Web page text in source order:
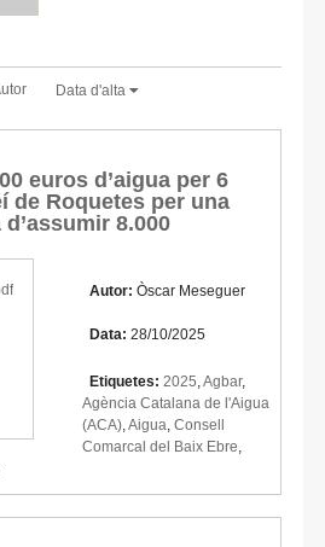
Data d'alta
euros d’aigua per 6
de Roquetes per una
8.000
Autor: Òscar Meseguer
Data: 28/10/2025
Etiquetes: 2025 Agbar,
Agència Catalana de l'Aigua
(ACA) Aigua Consell
Comarcal del Baix Ebre